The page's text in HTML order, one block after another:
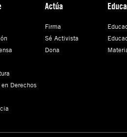
Derechos
Actúa
Firma
Sé Activista
Dona